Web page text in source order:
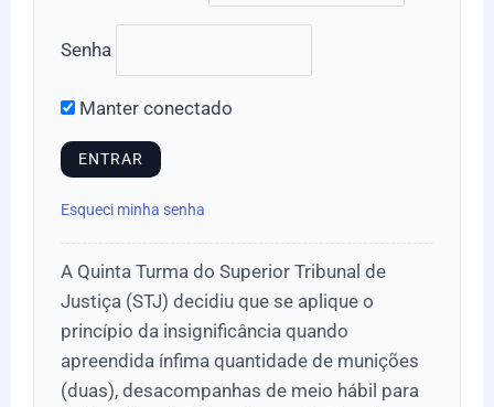
Senha
Manter conectado
Esqueci minha senha
A Quinta Turma do Superior Tribunal de
Justiça (STJ) decidiu que se aplique o
princípio da insignificância quando
apreendida ínfima quantidade de munições
(duas), desacompanhas de meio hábil para